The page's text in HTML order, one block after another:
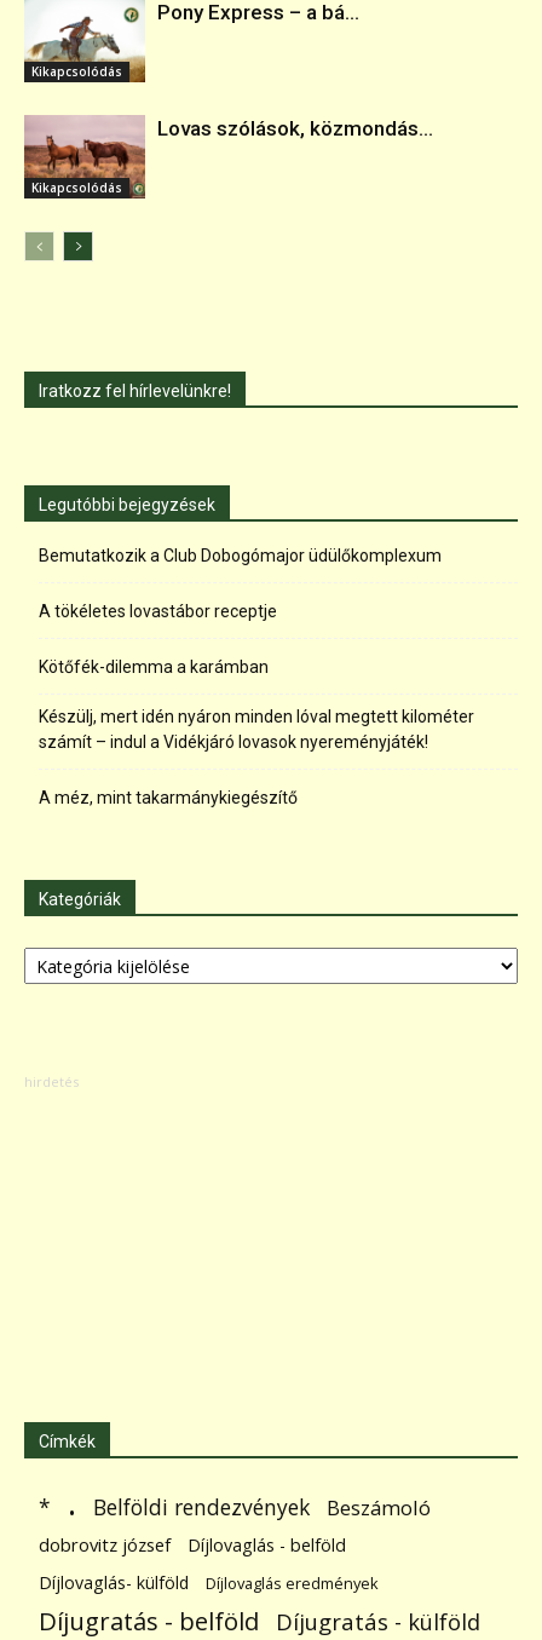
Kikapcsolódás
Pony Express – a bá...
Kikapcsolódás
Lovas szólások, közmondás...
Iratkozz fel hírlevelünkre!
Legutóbbi bejegyzések
Bemutatkozik a Club Dobogómajor üdülőkomplexum
A tökéletes lovastábor receptje
Kötőfék-dilemma a karámban
Készülj, mert idén nyáron minden lóval megtett kilométer
számít – indul a Vidékjáró lovasok nyereményjáték!
A méz, mint takarmánykiegészítő
Kategóriák
Kategóriák
Címkék
* . Belföldi rendezvények Beszámoló
dobrovitz józsef
Díjlovaglás - belföld
Díjlovaglás- külföld
Díjlovaglás eredmények
Díjugratás - belföld Díjugratás - külföld